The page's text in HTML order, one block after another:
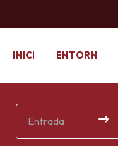
INICI ENTORN
Entrada